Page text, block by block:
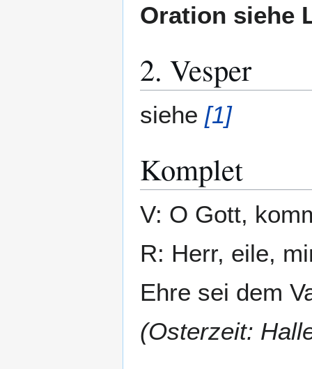
Oration siehe
2. Vesper
siehe [1]
Komplet
V: O Gott,
R: Herr, eile,
Ehre sei dem
(Osterzeit: